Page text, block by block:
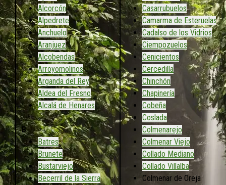
Alcorcón
Alpedrete
Anchuelo
Aranjuez
Alcobendas
Arroyomolinos
Arganda del Rey
Aldea del Fresno
Alcalá de Henares
B
Batres
Brunete
Bustarviejo
Becerril de la Sierra
Casarrubuelos
Camarma de Esteruelas
Cadalso de los Vidrios
Ciempozuelos
Cenicientos
Cercedilla
Chinchón
Chapinería
Cobeña
Coslada
Colmenarejo
Colmenar Viejo
Collado Mediano
Collado Villalba
Colmenar de Oreja